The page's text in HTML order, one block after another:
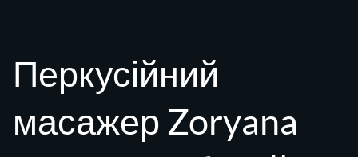
Перкусійний
масажер Zoryana